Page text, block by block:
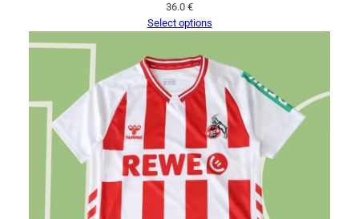
36.0 €
Select options